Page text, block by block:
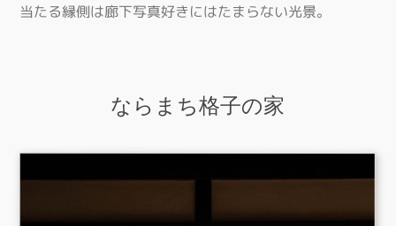
当たる縁側は廊下写真好きにはたまらない光景。
ならまち格子の家